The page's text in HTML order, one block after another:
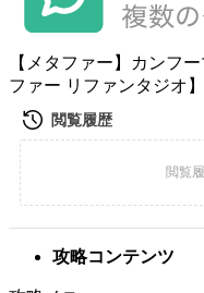
【メタファー】カンフ
ファー リファンタジオ】
攻略コンテンツ